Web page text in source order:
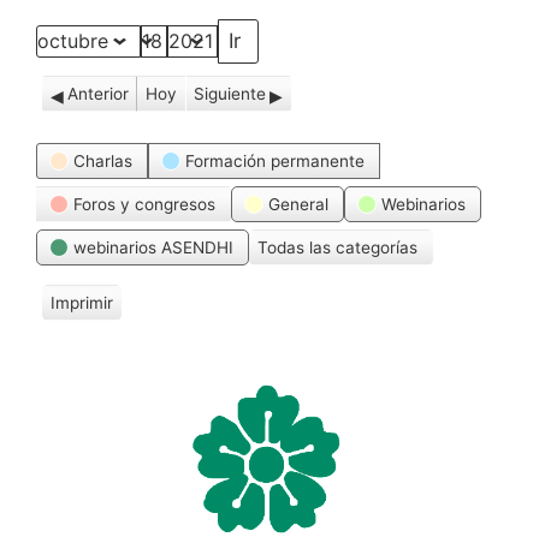
Mes
Día
Año
Anterior Hoy Siguiente
Categorías
Charlas Formación permanente
Foros y congresos General Webinarios
webinarios ASENDHI Todas las categorías
Imprimir
V